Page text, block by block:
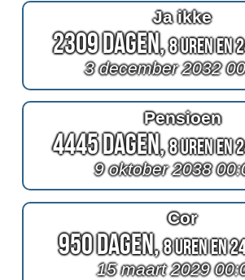
Ja ikke
2309 Dagen,8 Uren en
3 december 2032
Pensioen
4445 Dagen,8 Uren en
9 oktober 2038
Cor
950 Dagen,8 Uren en
15 maart 2029